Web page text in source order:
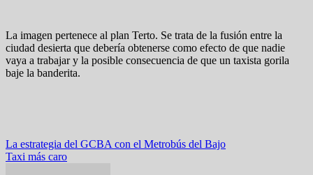
La imagen pertenece al plan Terto. Se trata de la fusión entre la
ciudad desierta que debería obtenerse como efecto de que nadie
vaya a trabajar y la posible consecuencia de que un taxista gorila
baje la banderita.
Navegación
de
La estrategia del GCBA con el Metrobús del Bajo
Taxi más caro